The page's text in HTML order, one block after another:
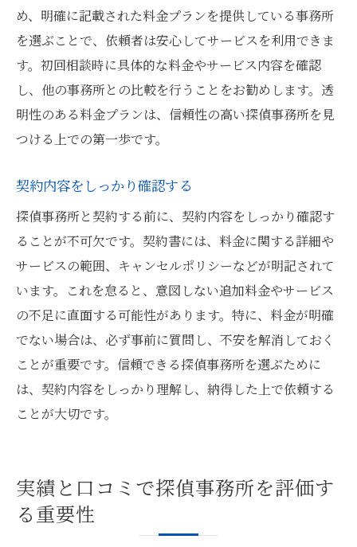
め、明確に記載された料金プランを提供している事務所
を選ぶことで、依頼者は安心してサービスを利用できま
す。初回相談時に具体的な料金やサービス内容を確認
し、他の事務所との比較を行うことをお勧めします。透
明性のある料金プランは、信頼性の高い探偵事務所を見
つける上での第一歩です。
契約内容をしっかり確認する
探偵事務所と契約する前に、契約内容をしっかり確認す
ることが不可欠です。契約書には、料金に関する詳細や
サービスの範囲、キャンセルポリシーなどが明記されて
います。これを怠ると、意図しない追加料金やサービス
の不足に直面する可能性があります。特に、料金が明確
でない場合は、必ず事前に質問し、不安を解消しておく
ことが重要です。信頼できる探偵事務所を選ぶために
は、契約内容をしっかり理解し、納得した上で依頼する
ことが大切です。
実績と口コミで探偵事務所を評価す
る重要性